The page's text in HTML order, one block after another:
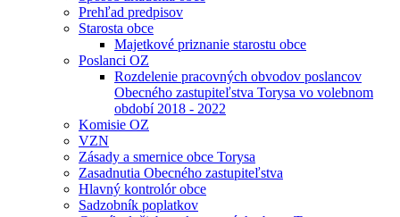
Prehľad predpisov
Starosta obce
Majetkové priznanie starostu obce
Poslanci OZ
Rozdelenie pracovných obvodov poslancov
Obecného zastupiteľstva Torysa vo volebnom
období 2018 - 2022
Komisie OZ
VZN
Zásady a smernice obce Torysa
Zasadnutia Obecného zastupiteľstva
Hlavný kontrolór obce
Sadzobník poplatkov